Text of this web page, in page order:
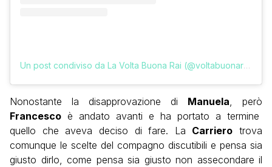
Un post condiviso da La Volta Buona Rai (@voltabuonarai)
Nonostante la disapprovazione di Manuela , però
Francesco è andato avanti e ha portato a termine
quello che aveva deciso di fare. La Carriero trova
comunque le scelte del compagno discutibili e pensa sia
giusto dirlo, come pensa sia giusto non assecondare il